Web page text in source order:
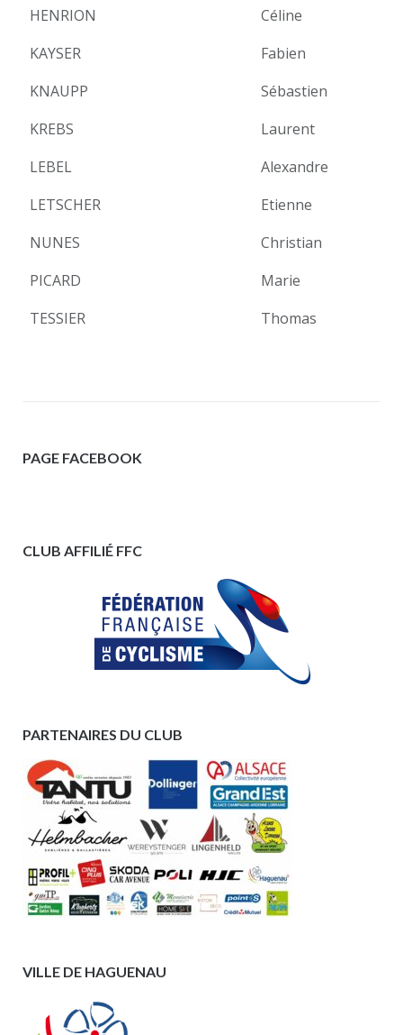
HENRION
Céline
KAYSER
Fabien
KNAUPP
Sébastien
KREBS
Laurent
LEBEL
Alexandre
LETSCHER
Etienne
NUNES
Christian
PICARD
Marie
TESSIER
Thomas
PAGE FACEBOOK
CLUB AFFILIÉ FFC
PARTENAIRES DU CLUB
VILLE DE HAGUENAU